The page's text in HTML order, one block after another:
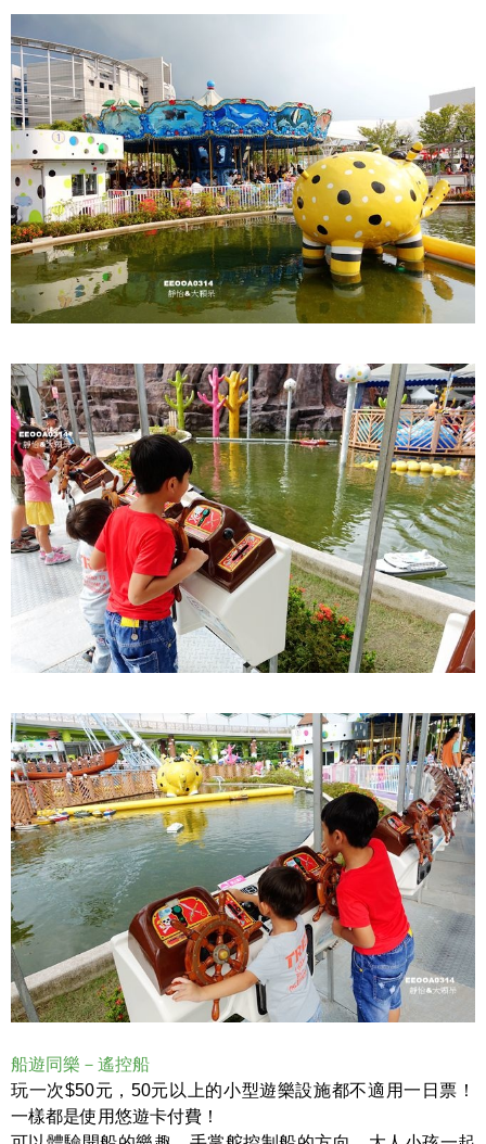
船遊同樂－遙控船
玩一次$50元，50元以上的小型遊樂設施都不適用一日票！
一樣都是使用悠遊卡付費！